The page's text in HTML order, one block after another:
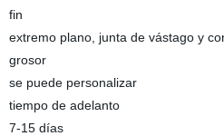
fin
extremo plano, junta de vástago y
grosor
se puede personalizar
tiempo de adelanto
7-15 días